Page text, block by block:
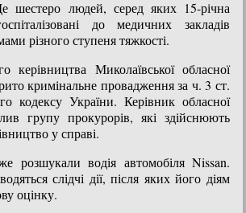
шестеро людей, серед яких 15-річна
до медичних закладів
різного ступеня тяжкості.
керівництва Миколаївської обласної
кримінальне провадження за ч. 3 ст.
кодексу України. Керівник обласної
групу прокурорів, які здійснюють
у справі.
розшукали водія автомобіля Nissan.
слідчі дії, після яких його діям
оцінку.